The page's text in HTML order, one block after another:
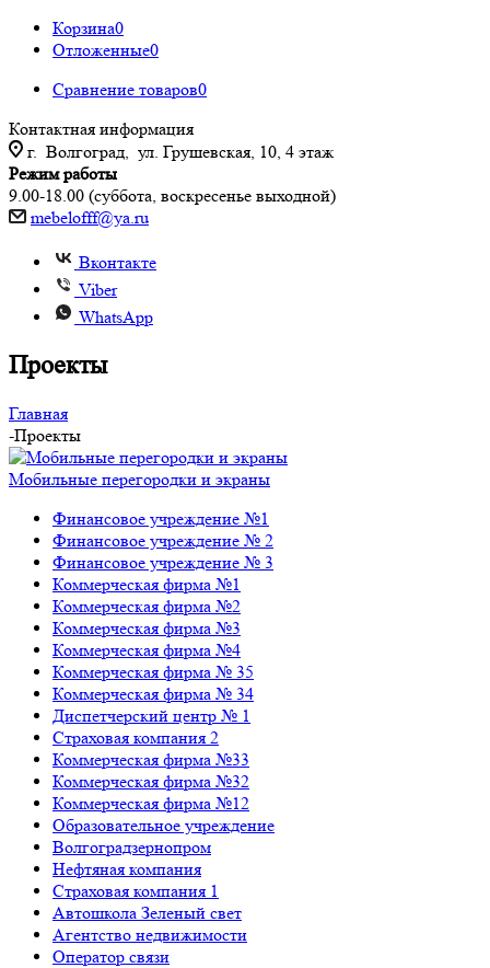
Корзина0
Отложенные0
Сравнение товаров0
Контактная информация
г. Волгоград, ул. Грушевская, 10, 4 этаж
Режим работы
9.00-18.00 (суббота, воскресенье выходной)
mebelofff@ya.ru
Вконтакте
Viber
WhatsApp
Проекты
Главная
-Проекты
Мобильные перегородки и экраны
Финансовое учреждение №1
Финансовое учреждение № 2
Финансовое учреждение № 3
Коммерческая фирма №1
Коммерческая фирма №2
Коммерческая фирма №3
Коммерческая фирма №4
Коммерческая фирма № 35
Коммерческая фирма № 34
Диспетчерский центр № 1
Страховая компания 2
Коммерческая фирма №33
Коммерческая фирма №32
Коммерческая фирма №12
Образовательное учреждение
Волгоградзернопром
Нефтяная компания
Страховая компания 1
Автошкола Зеленый свет
Агентство недвижимости
Оператор связи